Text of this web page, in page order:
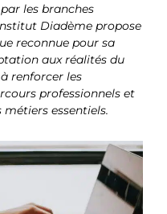
les branches
Diadème propose
reconnue pour sa
aux réalités du
renforcer les
professionnels et
métiers essentiels.